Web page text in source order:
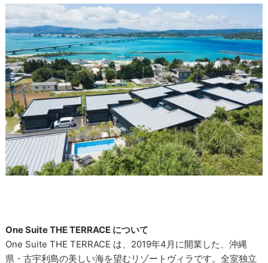
One Suite THE TERRACE について
One Suite THE TERRACE は、2019年4月に開業した、沖縄
県・古宇利島の美しい海を望むリゾートヴィラです。全室独立